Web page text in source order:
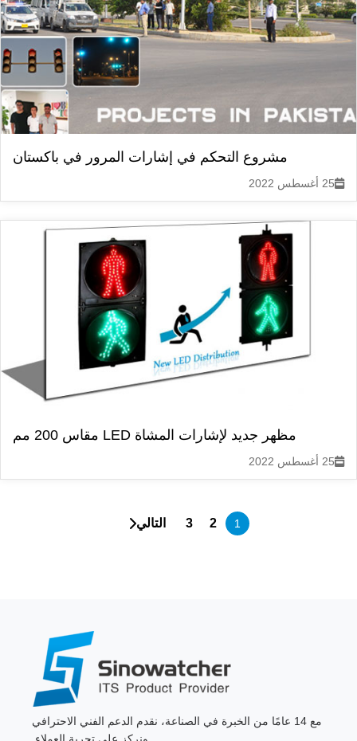
مشروع التحكم في إشارات المرور في باكستان
25 أغسطس 2022
مظهر جديد لإشارات المشاة LED مقاس 200 مم
25 أغسطس 2022
1
2
3 التالي
مع 14 عامًا من الخبرة في الصناعة، نقدم الدعم الفني الاحترافي